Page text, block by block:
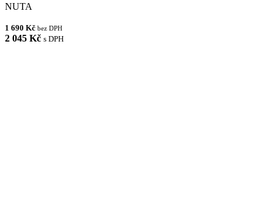
NUTA
1 690 Kč bez DPH
2 045 Kč s DPH